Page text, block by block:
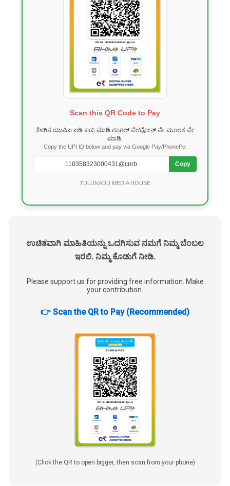
Scan this QR Code to Pay
ಕೆಳಗಿನ ಯುಪಿಐ ಐಡಿ ಕಾಪಿ ಮಾಡಿ ಗೂಗಲ್ ಪೇ/ಫೋನ್ ಪೇ ಮೂಲಕ ಪೇ
ಮಾಡಿ.
Copy the UPI ID below and pay via Google Pay/PhonePe.
Copy
TULUNADU MEDIA HOUSE
ಉಚಿತವಾಗಿ ಮಾಹಿತಿಯನ್ನು ಒದಗಿಸುವ ನಮಗೆ ನಿಮ್ಮ ಬೆಂಬಲ
ಇರಲಿ. ನಿಮ್ಮ ಕೊಡುಗೆ ನೀಡಿ.
Please support us for providing free information. Make
your contribution.
👉 Scan the QR to Pay (Recommended)
(Click the QR to open bigger, then scan from your phone)